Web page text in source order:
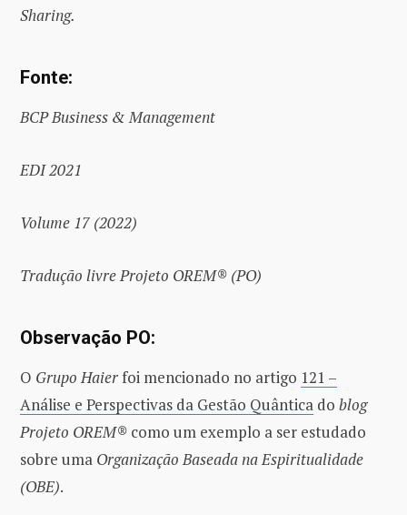
Sharing.
Fonte:
BCP Business & Management
EDI 2021
Volume 17 (2022)
Tradução livre Projeto OREM® (PO)
Observação PO:
O Grupo Haierfoi mencionado no artigo 121 –
Análise e Perspectivas da Gestão Quântica do blog
Projeto OREM® como um exemplo a ser estudado
sobre uma Organização Baseada na Espiritualidade
(OBE).